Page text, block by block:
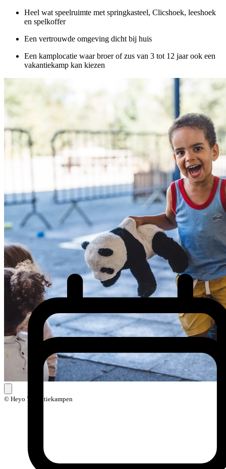
Heel wat speelruimte met springkasteel, Clicshoek, leeshoek
en spelkoffer
Een vertrouwde omgeving dicht bij huis
Een kamplocatie waar broer of zus van 3 tot 12 jaar ook een
vakantiekamp kan kiezen
© Heyo Vakantiekampen